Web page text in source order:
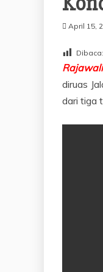
April 15,
Dibaca:
Rajawali
diruas
dari tiga